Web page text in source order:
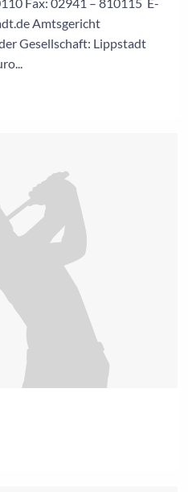
Amtsgericht
Gesellschaft: Lippstadt